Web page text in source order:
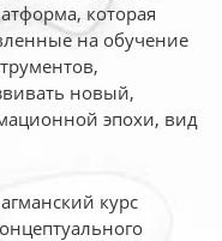
которая
на обучение
новый,
эпохи, вид
курс